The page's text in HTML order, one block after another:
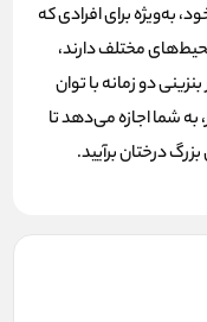
به‌ویژه برای افرادی که
مختلف دارند،
دو زمانه با توان
طول 45 سانتی‌متر، به شما اجازه می‌دهد تا
درختان برآیید.